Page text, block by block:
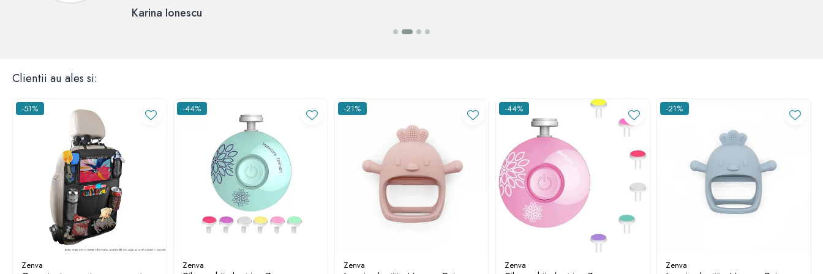
Clientii au ales si:
-51%
Zenva
-44%
Zenva
-21%
Zenva
-44%
Zenva
-21%
Zenva